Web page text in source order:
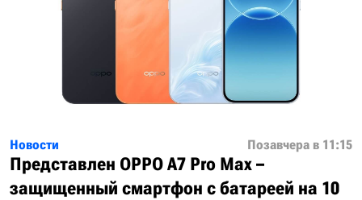
Новости Позавчера в 11:15
Представлен OPPO A7 Pro Max –
защищенный смартфон с батареей на 10